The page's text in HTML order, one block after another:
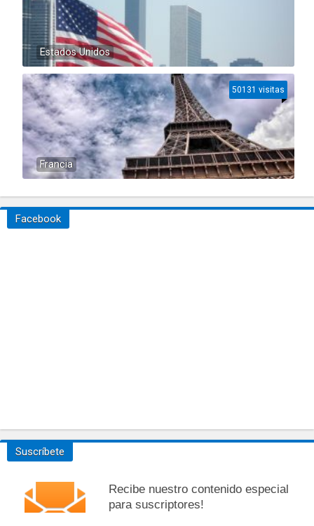
Estados Unidos
Francia
50131 visitas
Facebook
Suscríbete
Recibe nuestro contenido especial
para suscriptores!